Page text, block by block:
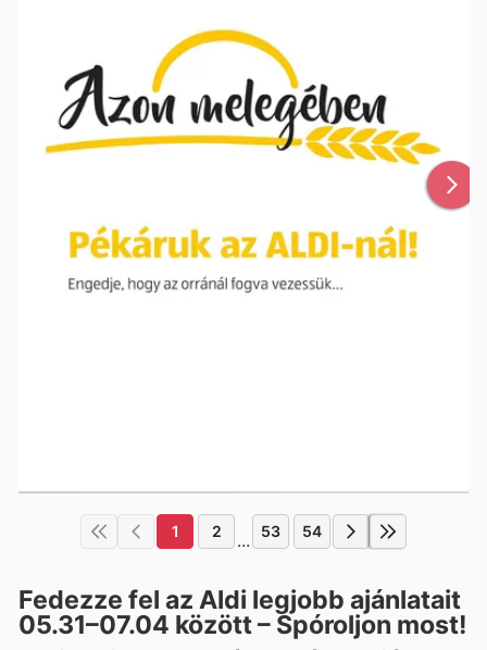
1 2 ... 53 54
Fedezze fel az Aldi legjobb ajánlatait
05.31–07.04 között – Spóroljon most!